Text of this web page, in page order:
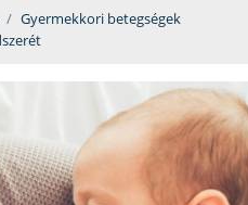
Gyermekkori betegségek